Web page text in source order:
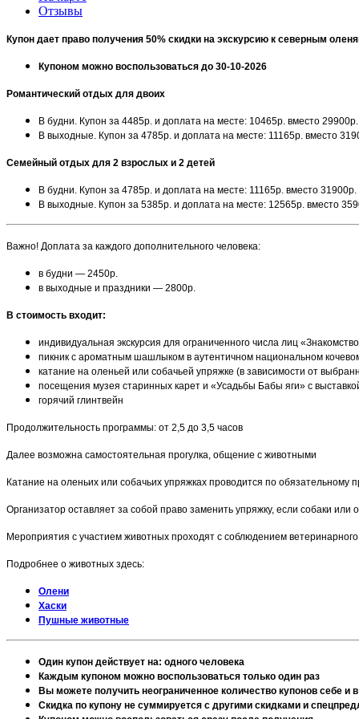
Отзывы
Купон дает право получения 50% скидки на экскурсию к северным
Купоном можно воспользоваться до 30-10-2026
Романтический отдых для двоих
В будни. Купон за 4485р. и доплата на месте: 10465р. вместо 29900р.
В выходные. Купон за 4785р. и доплата на месте: 11165р. вместо
Семейный отдых для 2 взрослых и 2 детей
В будни. Купон за 4785р. и доплата на месте: 11165р. вместо 31900р.
В выходные. Купон за 5385р. и доплата на месте: 12565р. вместо
Важно! Доплата за каждого дополнительного человека:
в будни — 2450р.
в выходные и праздники — 2800р.
В стоимость входит:
индивидуальная экскурсия для ограниченного числа лиц
пикник с ароматным шашлыком в аутентичном национальном
катание на оленьей или собачьей упряжке (в зависимости от
посещения музея старинных карет и «Усадьбы Бабы яги» с
горячий глинтвейн
Продолжительность программы: от 2,5 до 3,5 часов
Далее возможна самостоятельная прогулка, общение с животными
Катание на оленьих или собачьих упряжках проводится по обязательному
Организатор оставляет за собой право заменить упряжку, если собаки или
Мероприятия с участием животных проходят с соблюдением
Подробнее о животных здесь:
Олени
Хаски
Пушные животные
Один купон действует на: одного человека
Каждым купоном можно воспользоваться только один раз
Вы можете получить неограниченное количество купонов себе и
Скидка по купону не суммируется с другими скидками и